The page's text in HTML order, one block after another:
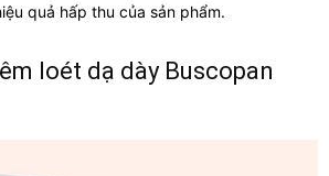
quả hấp thu của sản phẩm.
loét dạ dày Buscopan